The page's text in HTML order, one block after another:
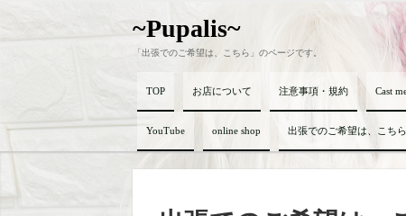
~Pupalis~
「出張でのご希望は、こちら」のページです。
TOP お店について 注意事項・規約 Cast
YouTube online shop 出張でのご希望は、こちら